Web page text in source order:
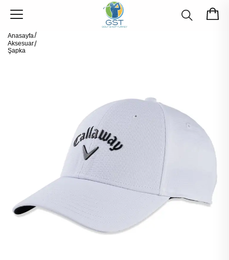
Anasayfa
Aksesuar
Şapka